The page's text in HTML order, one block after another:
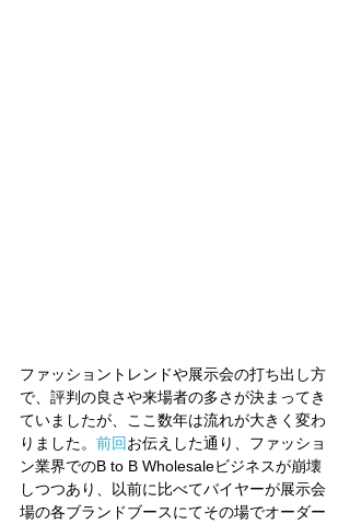
ファッショントレンドや展示会の打ち出し方
で、評判の良さや来場者の多さが決まってき
ていましたが、ここ数年は流れが大きく変わ
りました。 前回お伝えした通り、ファッショ
ン業界でのB to B Wholesaleビジネスが崩壊
しつつあり、以前に比べてバイヤーが展示会
場の各ブランドブースにてその場でオーダー